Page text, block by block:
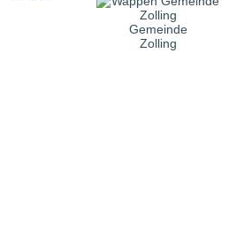
Gemeinde
Zolling